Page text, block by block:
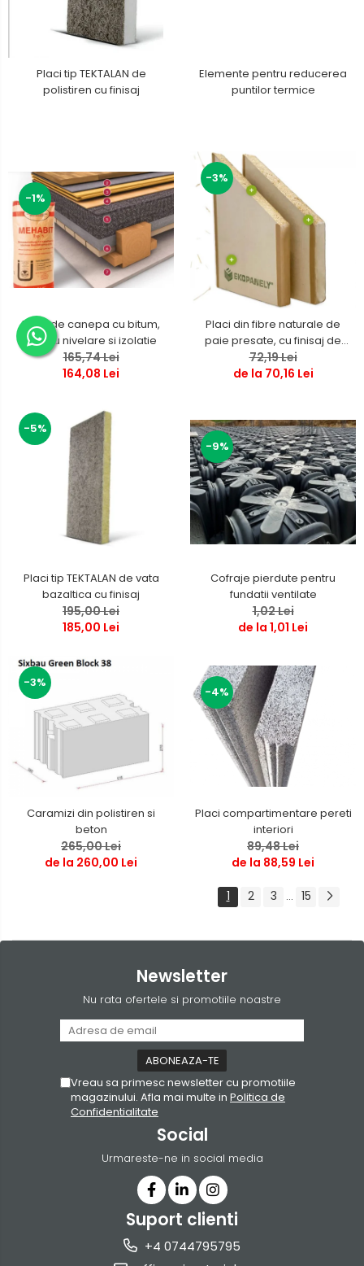
Placi tip TEKTALAN de
polistiren cu finisaj
Elemente pentru reducerea
puntilor termice
-1%
Fibre de canepa cu bitum,
pentru nivelare si izolatie
165,74 Lei
164,08 Lei
-3%
Placi din fibre naturale de
paie presate, cu finisaj de
carton
72,19 Lei
de la 70,16 Lei
-5%
Placi tip TEKTALAN de vata
bazaltica cu finisaj
195,00 Lei
185,00 Lei
-9%
Cofraje pierdute pentru
fundatii ventilate
1,02 Lei
de la 1,01 Lei
-3%
Caramizi din polistiren si
beton
265,00 Lei
de la 260,00 Lei
-4%
Placi compartimentare pereti
interiori
89,48 Lei
de la 88,59 Lei
1 2 3 ... 15
Newsletter
Nu rata ofertele si promotiile noastre
Vreau sa primesc newsletter cu promotiile
magazinului. Afla mai multe in Politica de
Confidentialitate
Social
Urmareste-ne in social media
Suport clienti
+4 0744795795